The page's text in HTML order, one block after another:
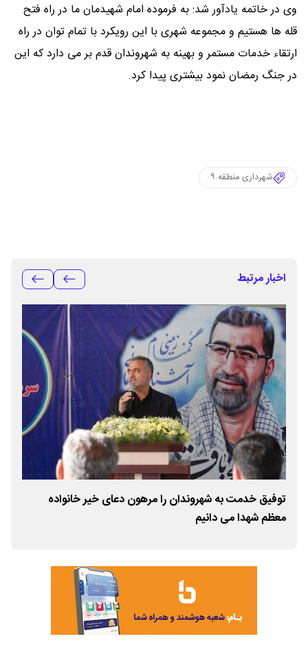
وی در خاتمه یادآور شد: به فرموده امام شهیدمان ما در راه فتح
قله ها هستیم و مجموعه شهری با این رویکرد با تمام توان در راه
ارتقاء خدمات مستمر و بهینه به شهروندان قدم بر می دارد که این
در جنگ رمضان نمود بیشتری پیدا کرد.
شهرداری منطقه ۹
اخبار مرتبط
توفیق خدمت به شهروندان را مرهون دعای خیر خانواده
معظم شهدا می دانیم